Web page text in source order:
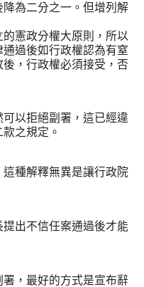
為二分之一。但增列解
憲政分權大原則，所以
過後如行政權認為有窒
，行政權必須接受，否
以拒絕副署，這已經違
之規定。
種解釋無異是讓行政院
出不信任案通過後才能
，最好的方式是宣布辭